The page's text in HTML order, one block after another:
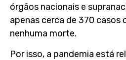
órgãos nacionais e
apenas cerca de 370 casos
nenhuma morte.
Por isso, a pandemia está